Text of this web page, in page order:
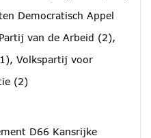
Democratisch Appel
van de Arbeid (2),
Volkspartij voor
(2)
D66 Kansrijke